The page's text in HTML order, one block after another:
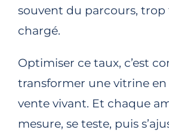
souvent du parcours,
chargé.
Optimiser ce taux, c’est
transformer une vitrine
vente vivant. Et chaque
mesure, se teste, puis